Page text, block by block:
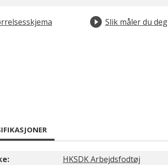
Slik måler du deg
HKSDK Arbejdsfodtøj